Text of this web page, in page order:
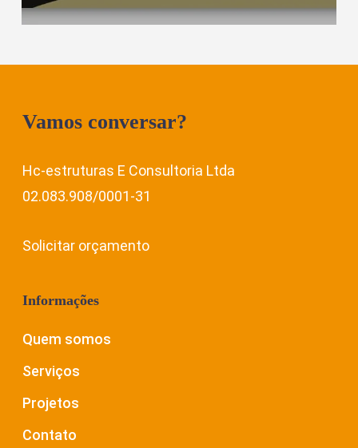
Vamos conversar?
Hc-estruturas E Consultoria Ltda
02.083.908/0001-31
Solicitar orçamento
Informações
Quem somos
Serviços
Projetos
Contato